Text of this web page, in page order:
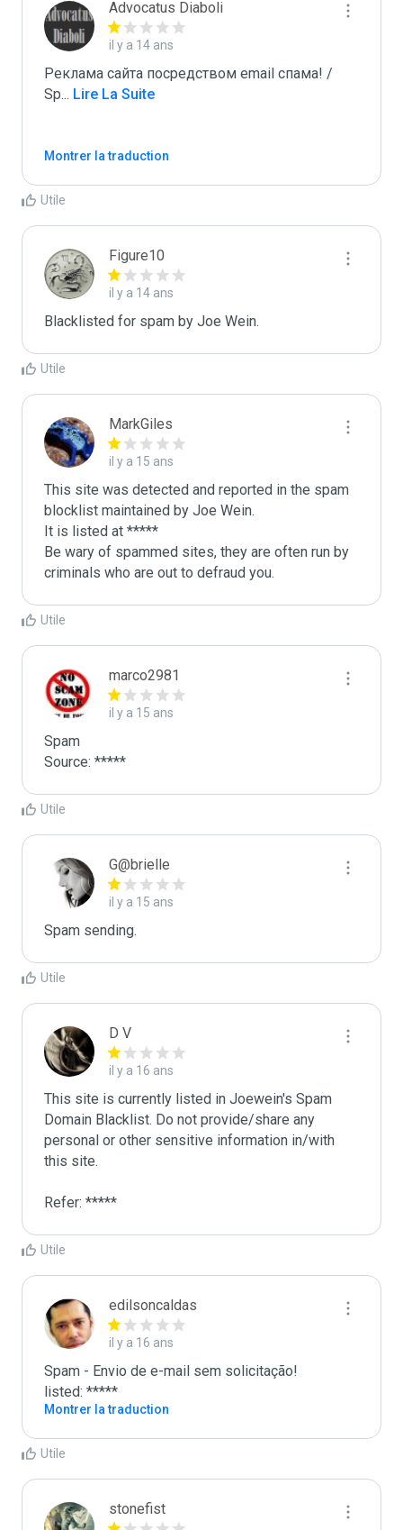
Advocatus Diaboli
il y a 14 ans
Реклама сайта посредством email спама! /
Sp... Lire La Suite
Montrer la traduction
Utile
Figure10
il y a 14 ans
Blacklisted for spam by Joe Wein.
Utile
MarkGiles
il y a 15 ans
This site was detected and reported in the spam
blocklist maintained by Joe Wein.
It is listed at *****
Be wary of spammed sites, they are often run by
criminals who are out to defraud you.
Utile
marco2981
il y a 15 ans
Spam
Source: *****
Utile
G@brielle
il y a 15 ans
Spam sending.
Utile
D V
il y a 16 ans
This site is currently listed in Joewein's Spam
Domain Blacklist. Do not provide/share any
personal or other sensitive information in/with
this site.
Refer: *****
Utile
edilsoncaldas
il y a 16 ans
Spam - Envio de e-mail sem solicitação!
listed: *****
Montrer la traduction
Utile
stonefist